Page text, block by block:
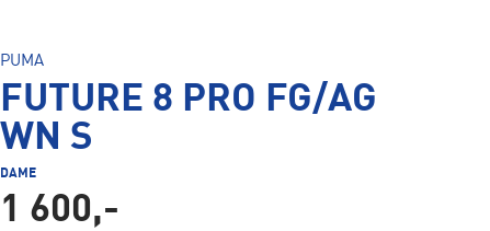
PUMA
FUTURE 8 PRO FG/AG
WN S
DAME
1 600,-